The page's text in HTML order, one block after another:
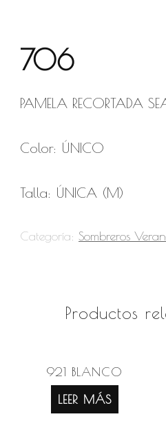
706
PAMELA RECORTADA
Color: ÚNICO
Talla: ÚNICA (M)
Categoría: Sombreros
Productos
921 BLANCO
LEER MÁS